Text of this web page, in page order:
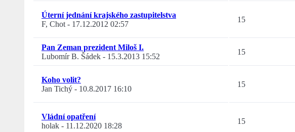
Úterní jednání krajského zastupitelstva
F, Chot- 17.12.2012 02:57
15
Pan Zeman prezident Miloš I.
Lubomír B. Šádek - 15.3.2013 15:52
15
Koho volit?
Jan Tichý - 10.8.2017 16:10
15
Vládní opatření
holak - 11.12.2020 18:28
15